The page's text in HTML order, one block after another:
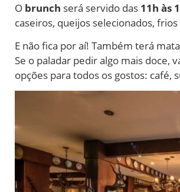
O brunch será servido das 11h às
caseiros, queijos selecionados,
E não fica por aí! Também terá
Se o paladar pedir algo mais doce,
opções para todos os gostos: café,